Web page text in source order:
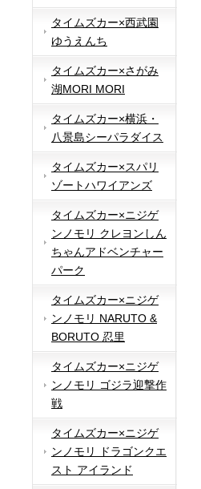
タイムズカー×西武園
ゆうえんち
タイムズカー×さがみ
湖MORI MORI
タイムズカー×横浜・
八景島シーパラダイス
タイムズカー×スパリ
ゾートハワイアンズ
タイムズカー×ニジゲ
ンノモリ クレヨンしん
ちゃんアドベンチャー
パーク
タイムズカー×ニジゲ
ンノモリ NARUTO &
BORUTO 忍里
タイムズカー×ニジゲ
ンノモリ ゴジラ迎撃作
戦
タイムズカー×ニジゲ
ンノモリ ドラゴンクエ
スト アイランド